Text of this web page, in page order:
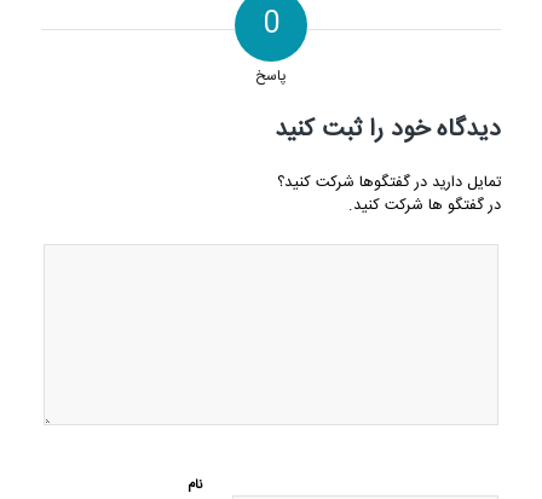
0
پاسخ
دیدگاه خود را ثبت کنید
تمایل دارید در گفتگوها شرکت کنید؟
در گفتگو ها شرکت کنید.
نام